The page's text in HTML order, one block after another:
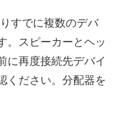
すでに複数のデバ
。スピーカーとヘッ
に再度接続先デバイ
ください。分配器を